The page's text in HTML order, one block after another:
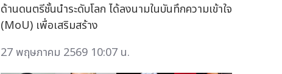
ด้านดนตรีชั้นนำระดับโลก ได้ลงนามในบันทึกความเข้าใจ
(MoU) เพื่อเสริมสร้าง
27 พฤษภาคม 2569 10:07 น.